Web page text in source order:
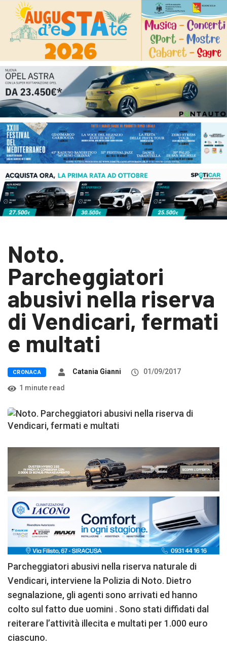
Noto.
Parcheggiatori
abusivi nella riserva
di Vendicari, fermati
e multati
CRONACA Catania Gianni
01/09/2017
1 minute read
Parcheggiatori abusivi nella riserva naturale di
Vendicari, interviene la Polizia di Noto. Dietro
segnalazione, gli agenti sono arrivati ed hanno
colto sul fatto due uomini . Sono stati diffidati dal
reiterare l’attività illecita e multati per 1.000 euro
ciascuno.